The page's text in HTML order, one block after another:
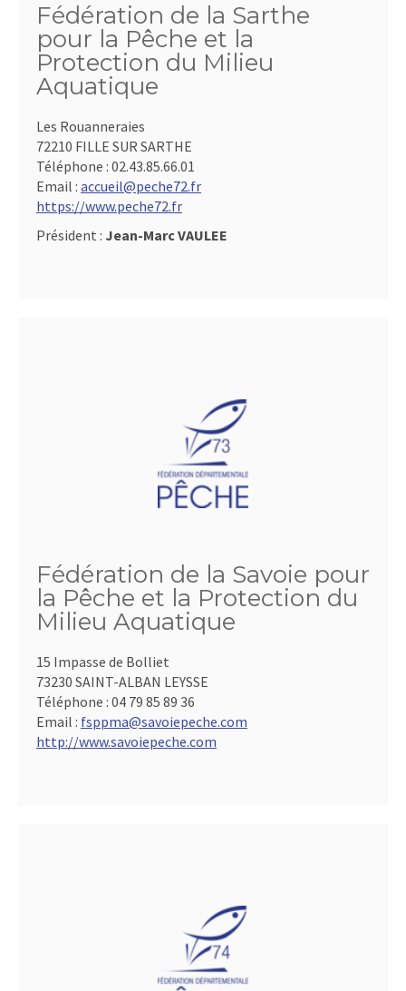
Fédération de la Sarthe
pour la Pêche et la
Protection du Milieu
Aquatique
Les Rouanneraies
72210 FILLE SUR SARTHE
Téléphone : 02.43.85.66.01
Email : accueil@peche72.fr
https://www.peche72.fr
Président : Jean-Marc VAULEE
Fédération de la Savoie pour
la Pêche et la Protection du
Milieu Aquatique
15 Impasse de Bolliet
73230 SAINT-ALBAN LEYSSE
Téléphone : 04 79 85 89 36
Email : fsppma@savoiepeche.com
http://www.savoiepeche.com